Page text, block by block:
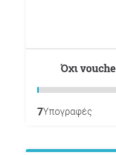
Όχι
7Υπογραφές